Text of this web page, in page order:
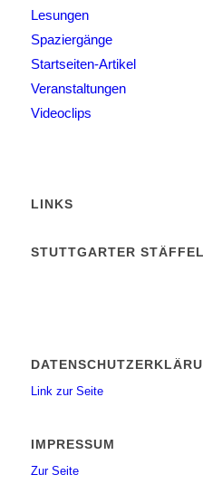
Lesungen
Spaziergänge
Startseiten-Artikel
Veranstaltungen
Videoclips
LINKS
STUTTGARTER
Link zur Seite
IMPRESSUM
Zur Seite